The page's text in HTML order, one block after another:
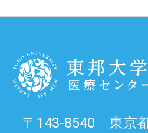
〒143-8540 東京